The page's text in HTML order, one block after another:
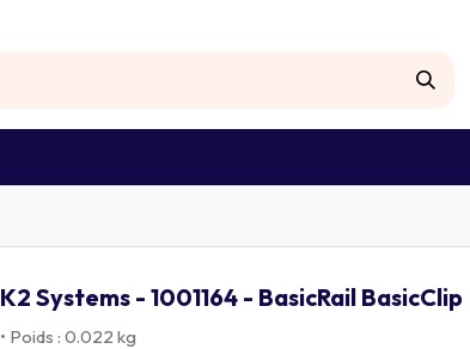
K2 Systems - 1001164 - BasicRail BasicClip
• Poids : 0.022 kg